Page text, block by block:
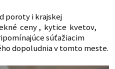
poroty i krajskej
ceny , kytice kvetov,
súťažiacim
dopoludnia v tomto meste.